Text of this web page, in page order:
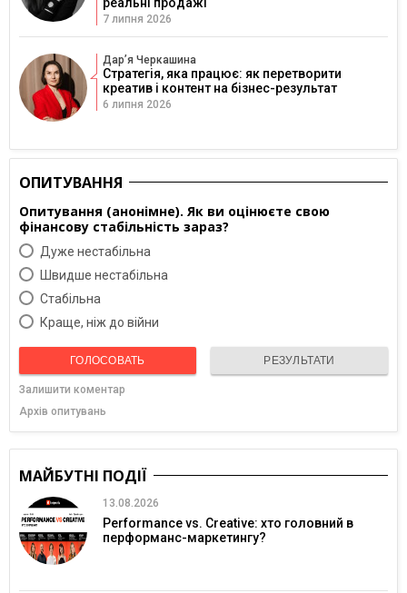
реальні продажі
7 липня 2026
Дарʼя Черкашина
Стратегія, яка працює: як перетворити
креатив і контент на бізнес-результат
6 липня 2026
ОПИТУВАННЯ
Опитування (анонімне). Як ви оцінюєте свою
фінансову стабільність зараз?
Дуже нестабільна
Швидше нестабільна
Cтабільна
Краще, ніж до війни
ГОЛОСОВАТЬ РЕЗУЛЬТАТИ
Залишити коментар
Архів опитувань
МАЙБУТНІ ПОДІЇ
13.08.2026
Performance vs. Creative: хто головний в
перформанс-маркетингу?